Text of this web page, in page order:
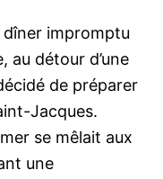
impromptu
au détour d’une
de préparer
Jacques.
se mêlait aux
une